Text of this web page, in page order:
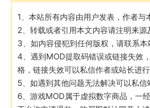
我的钱包 道具
MOD下载 攻略教程
1、本站所有内容由用户发表，作者与
2、转载或者引用本文内容请注明来源
3、如内容侵犯到任何版权，请联系本
4、遇到MOD提取码错误或链接失效
格，链接失效可以私信作者或站长进行
5、如遇到其他问题无法解决可以私信
6、游戏MOD属于虚拟数字商品，一